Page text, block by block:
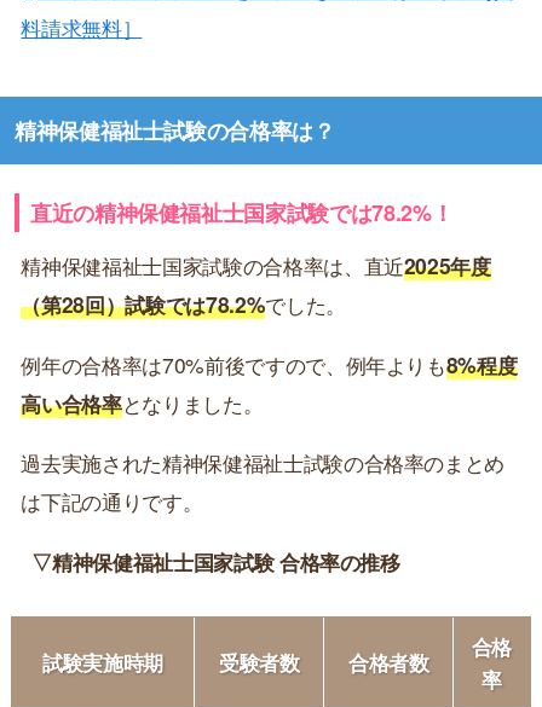
料請求無料］
精神保健福祉士試験の合格率は？
直近の精神保健福祉士国家試験では78.2%！
精神保健福祉士国家試験の合格率は、直近2025年度
（第28回）試験では78.2%でした。
例年の合格率は70%前後ですので、例年よりも8%程度
高い合格率となりました。
過去実施された精神保健福祉士試験の合格率のまとめ
は下記の通りです。
▽精神保健福祉士国家試験 合格率の推移
試験実施時期 受験者数 合格者数
合格
率